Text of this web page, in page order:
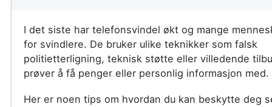
I det siste har telefonsvindel økt og mange
for svindlere. De bruker ulike teknikker som falsk
politietterligning, teknisk støtte eller villedende
prøver å få penger eller personlig informasjon med.
Her er noen tips om hvordan du kan beskytte deg